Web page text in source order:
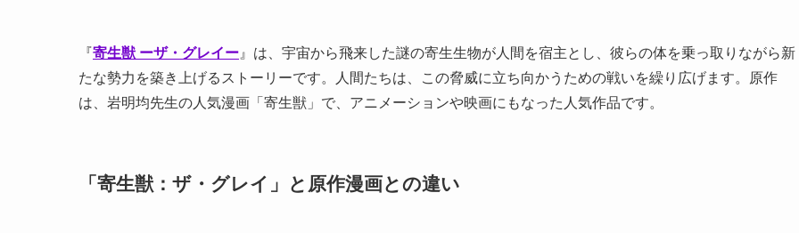
『寄生獣 ーザ・グレイー』は、宇宙から飛来した謎の寄生生物が人間を宿主とし、彼らの体を乗っ取りながら新
たな勢力を築き上げるストーリーです。人間たちは、この脅威に立ち向かうための戦いを繰り広げます。原作
は、岩明均先生の人気漫画「寄生獣」で、アニメーションや映画にもなった人気作品です。
「寄生獣：ザ・グレイ」と原作漫画との違い